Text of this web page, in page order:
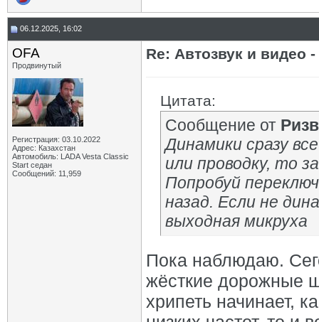
06.12.2025, 16:02
OFA
Продвинутый
Регистрация: 03.10.2022
Адрес: Казахстан
Автомобиль: LADA Vesta Classic
Start седан
Сообщений: 11,959
Re: Автозвук и видео -
Цитата:
Сообщение от
Динамики сразу
или проводку, то
Попробуй
назад. Если не
выходная микруха
Пока наблюдаю.
жёсткие дорожные
хрипеть начинает,